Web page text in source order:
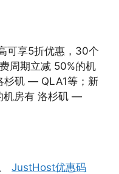
可享5折优惠，30个
周期立减 50%的机
杉矶 — QLA1等；新
机房有 洛杉矶 —
、JustHost优惠码